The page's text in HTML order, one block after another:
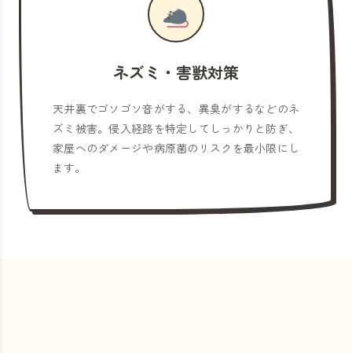
ネズミ・害獣対策
天井裏でゴソゴソ音がする、異臭がするなどのネ
ズミ被害。侵入経路を特定してしっかりと防ぎ、
家屋へのダメージや病原菌のリスクを最小限にし
ます。